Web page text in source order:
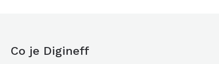
Co je Digineff